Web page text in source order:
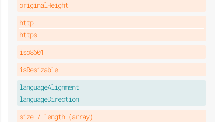
originalHeight
http
https
iso8601
isResizable
languageAlignment
languageDirection
size / length (array)